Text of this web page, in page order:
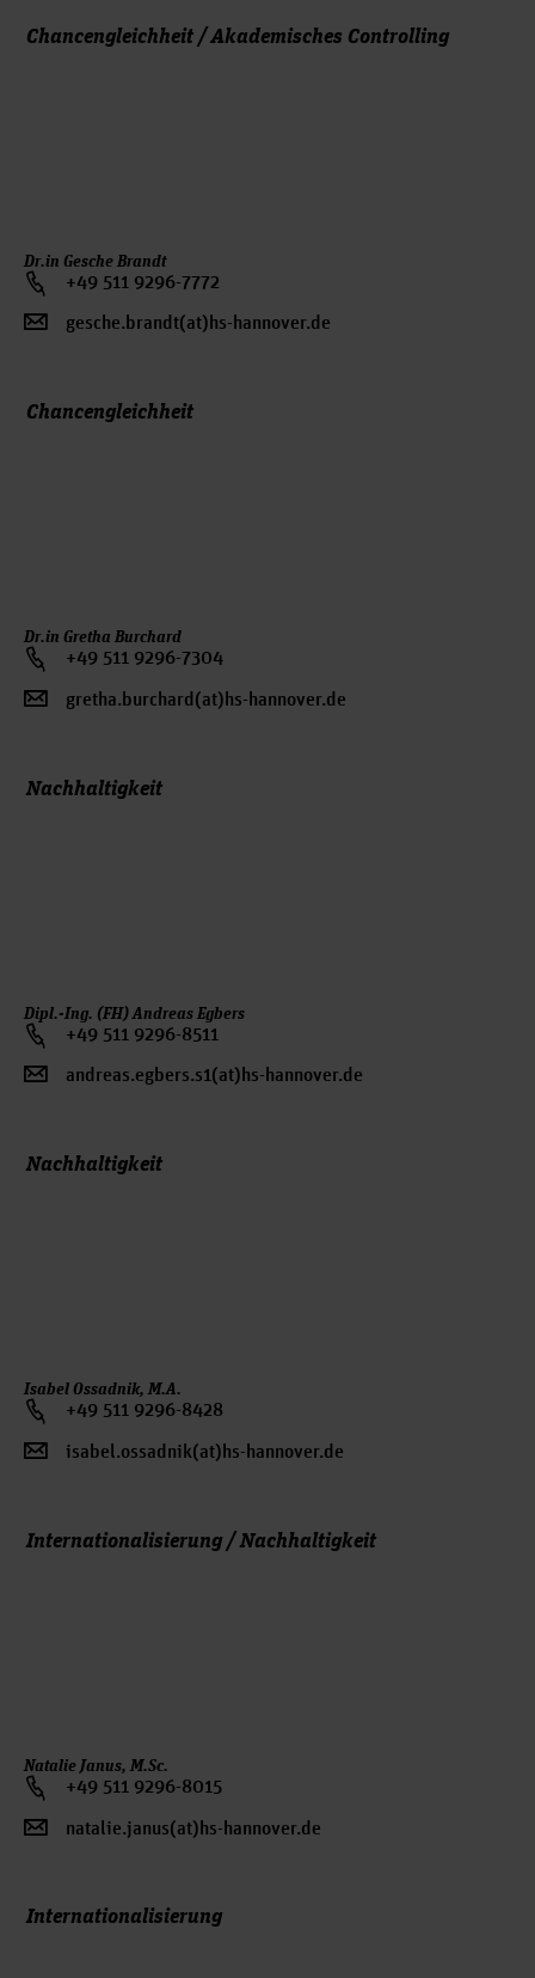
Chancengleichheit / Akademisches Controlling
Dr.in Gesche Brandt
+49 511 9296-7772
gesche.brandt(at)hs-hannover.de
Chancengleichheit
Dr.in Gretha Burchard
+49 511 9296-7304
gretha.burchard(at)hs-hannover.de
Nachhaltigkeit
Dipl.-Ing. (FH) Andreas Egbers
+49 511 9296-8511
andreas.egbers.s1(at)hs-hannover.de
Nachhaltigkeit
Isabel Ossadnik, M.A.
+49 511 9296-8428
isabel.ossadnik(at)hs-hannover.de
Internationalisierung / Nachhaltigkeit
Natalie Janus, M.Sc.
+49 511 9296-8015
natalie.janus(at)hs-hannover.de
Internationalisierung